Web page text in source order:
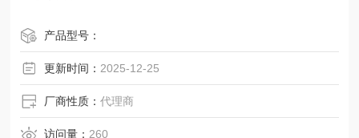
产品型号：
更新时间： 2025-12-25
厂商性质：代理商
访问量： 260